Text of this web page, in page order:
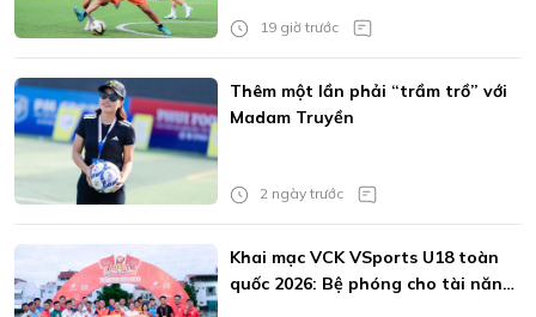
19 giờ trước
Thêm một lần phải “trầm trồ” với
Madam Truyền
2 ngày trước
Khai mạc VCK VSports U18 toàn
quốc 2026: Bệ phóng cho tài năng